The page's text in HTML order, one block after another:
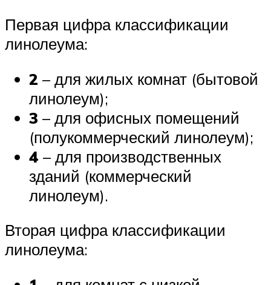
Первая цифра классификации
линолеума:
2 – для жилых комнат (бытовой
линолеум);
3 – для офисных помещений
(полукоммерческий линолеум);
4 – для производственных
зданий (коммерческий
линолеум).
Вторая цифра классификации
линолеума: